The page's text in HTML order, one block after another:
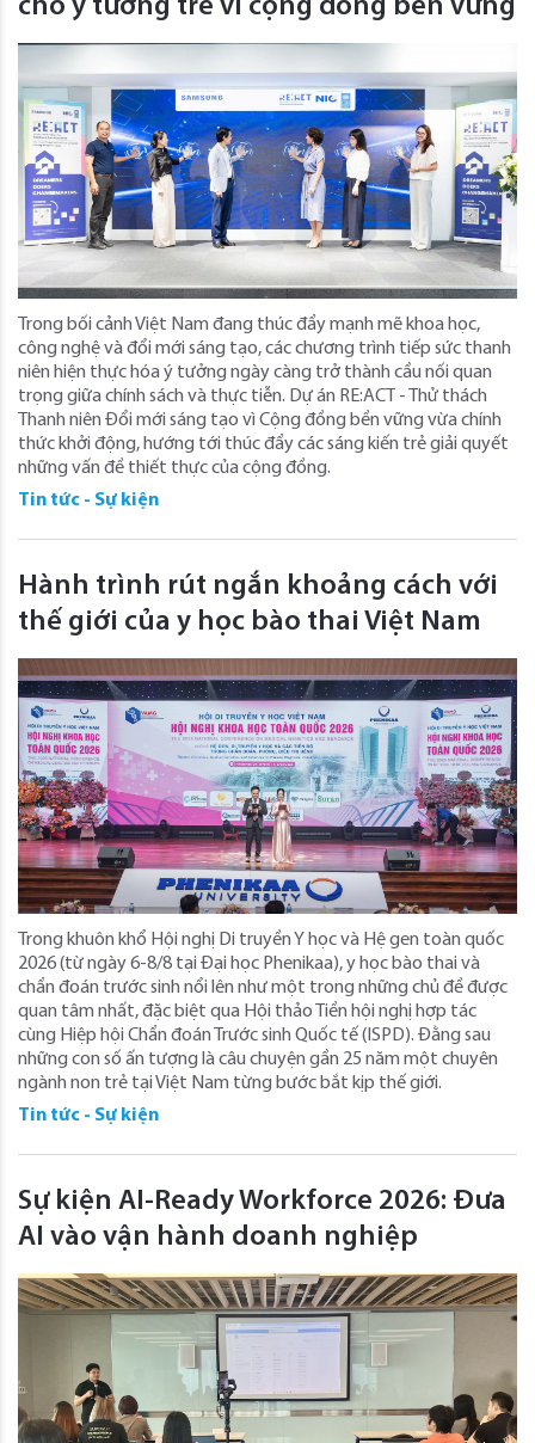
cho ý tưởng trẻ vì cộng đồng bền vững
Trong bối cảnh Việt Nam đang thúc đẩy mạnh mẽ khoa học,
công nghệ và đổi mới sáng tạo, các chương trình tiếp sức thanh
niên hiện thực hóa ý tưởng ngày càng trở thành cầu nối quan
trọng giữa chính sách và thực tiễn. Dự án RE:ACT - Thử thách
Thanh niên Đổi mới sáng tạo vì Cộng đồng bền vững vừa chính
thức khởi động, hướng tới thúc đẩy các sáng kiến trẻ giải quyết
những vấn đề thiết thực của cộng đồng.
Tin tức - Sự kiện
Hành trình rút ngắn khoảng cách với
thế giới của y học bào thai Việt Nam
Trong khuôn khổ Hội nghị Di truyền Y học và Hệ gen toàn quốc
2026 (từ ngày 6-8/8 tại Đại học Phenikaa), y học bào thai và
chẩn đoán trước sinh nổi lên như một trong những chủ đề được
quan tâm nhất, đặc biệt qua Hội thảo Tiền hội nghị hợp tác
cùng Hiệp hội Chẩn đoán Trước sinh Quốc tế (ISPD). Đằng sau
những con số ấn tượng là câu chuyện gần 25 năm một chuyên
ngành non trẻ tại Việt Nam từng bước bắt kịp thế giới.
Tin tức - Sự kiện
Sự kiện AI-Ready Workforce 2026: Đưa
AI vào vận hành doanh nghiệp